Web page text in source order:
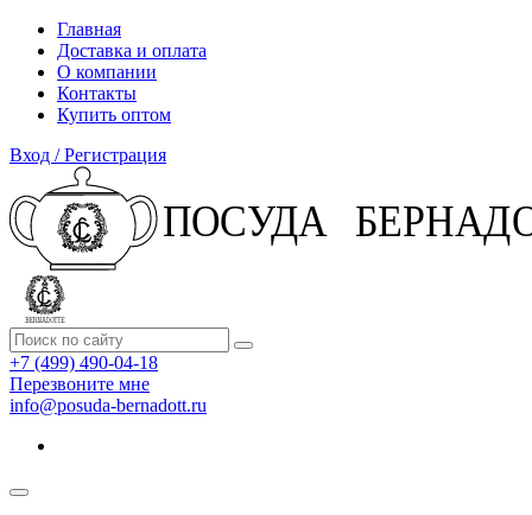
Главная
Доставка и оплата
О компании
Контакты
Купить оптом
Вход / Регистрация
+7 (499) 490-04-18
Перезвоните мне
info@posuda-bernadott.ru